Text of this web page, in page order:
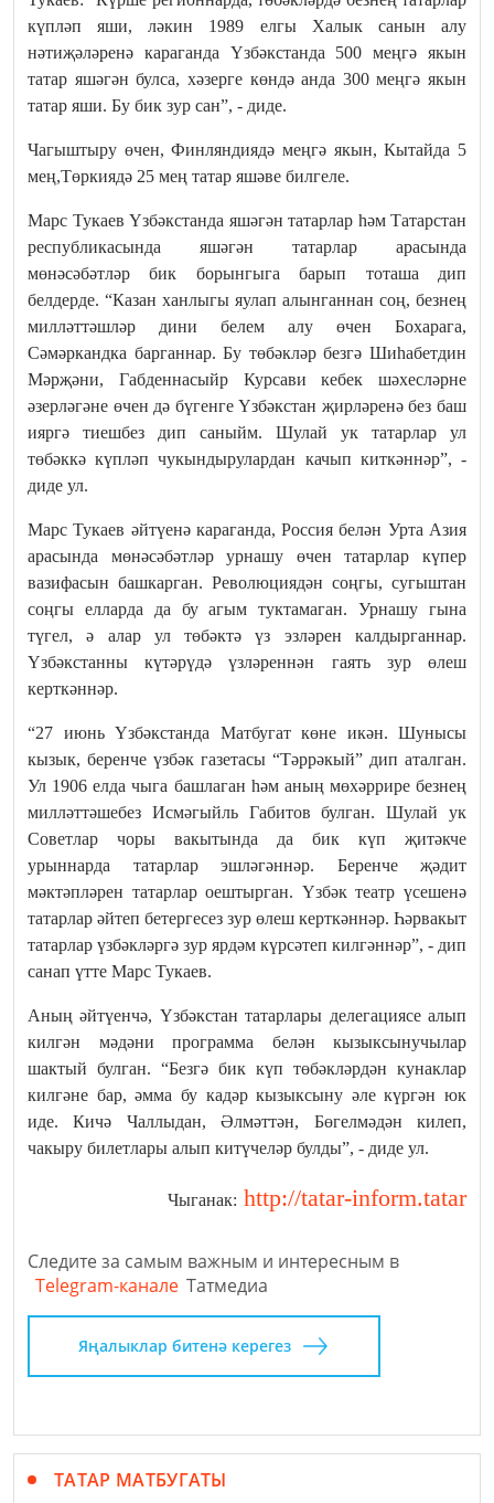
күпләп яши, ләкин 1989 елгы Халык санын алу
нәтиҗәләренә караганда Үзбәкстанда 500 меңгә якын
татар яшәгән булса, хәзерге көндә анда 300 меңгә якын
татар яши. Бу бик зур сан”, - диде.
Чагыштыру өчен, Финляндиядә меңгә якын, Кытайда 5
мең,Төркиядә 25 мең татар яшәве билгеле.
Марс Тукаев Үзбәкстанда яшәгән татарлар һәм Татарстан
республикасында яшәгән татарлар арасында
мөнәсәбәтләр бик борынгыга барып тоташа дип
белдерде. “Казан ханлыгы яулап алынганнан соң, безнең
милләттәшләр дини белем алу өчен Бохарага,
Сәмәркандка барганнар. Бу төбәкләр безгә Шиһабетдин
Мәрҗәни, Габденнасыйр Курсави кебек шәхесләрне
әзерләгәне өчен дә бүгенге Үзбәкстан җирләренә без баш
ияргә тиешбез дип саныйм. Шулай ук татарлар ул
төбәккә күпләп чукындырулардан качып киткәннәр”, -
диде ул.
Марс Тукаев әйтүенә караганда, Россия белән Урта Азия
арасында мөнәсәбәтләр урнашу өчен татарлар күпер
вазифасын башкарган. Революциядән соңгы, сугыштан
соңгы елларда да бу агым туктамаган. Урнашу гына
түгел, ә алар ул төбәктә үз эзләрен калдырганнар.
Үзбәкстанны күтәрүдә үзләреннән гаять зур өлеш
керткәннәр.
“27 июнь Үзбәкстанда Матбугат көне икән. Шунысы
кызык, беренче үзбәк газетасы “Тәррәкый” дип аталган.
Ул 1906 елда чыга башлаган һәм аның мөхәррире безнең
милләттәшебез Исмәгыйль Габитов булган. Шулай ук
Советлар чоры вакытында да бик күп җитәкче
урыннарда татарлар эшләгәннәр. Беренче җәдит
мәктәпләрен татарлар оештырган. Үзбәк театр үсешенә
татарлар әйтеп бетергесез зур өлеш керткәннәр. Һәрвакыт
татарлар үзбәкләргә зур ярдәм күрсәтеп килгәннәр”, - дип
санап үтте Марс Тукаев.
Аның әйтүенчә, Үзбәкстан татарлары делегациясе алып
килгән мәдәни программа белән кызыксынучылар
шактый булган. “Безгә бик күп төбәкләрдән кунаклар
килгәне бар, әмма бу кадәр кызыксыну әле күргән юк
иде. Кичә Чаллыдан, Әлмәттән, Бөгелмәдән килеп,
чакыру билетлары алып китүчеләр булды”, - диде ул.
Чыганак: http://tatar-inform.tatar
Следите за самым важным и интересным в
Telegram-канале Татмедиа
Яңалыклар битенә керегез
ТАТАР МАТБУГАТЫ